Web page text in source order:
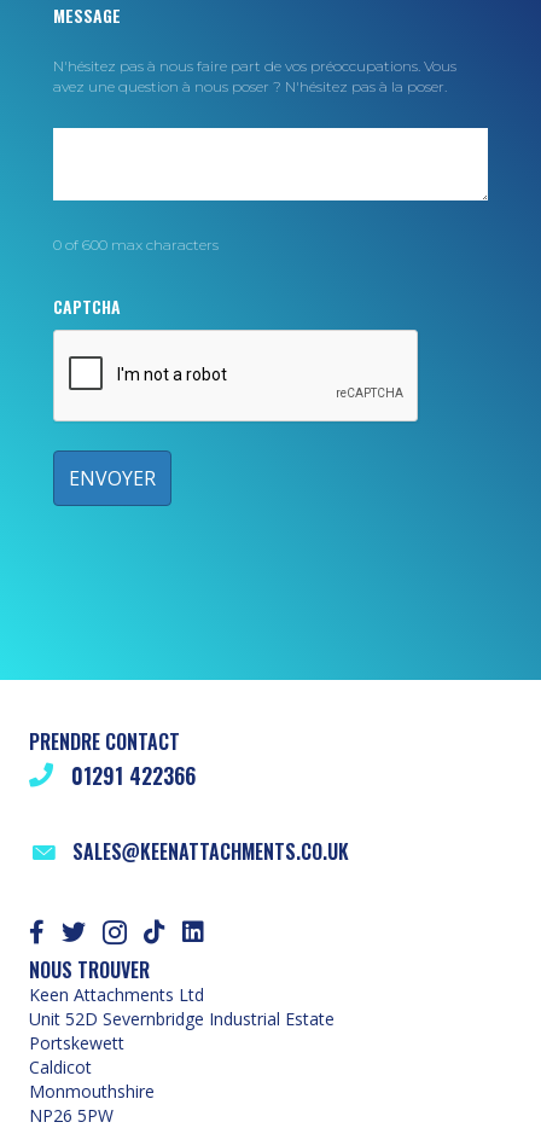
MESSAGE
N'hésitez pas à nous faire part de vos préoccupations. Vous
avez une question à nous poser ? N'hésitez pas à la poser.
0 of 600 max characters
CAPTCHA
PRENDRE CONTACT
01291 422366
SALES@KEENATTACHMENTS.CO.UK
NOUS TROUVER
Keen Attachments Ltd
Unit 52D Severnbridge Industrial Estate
Portskewett
Caldicot
Monmouthshire
NP26 5PW